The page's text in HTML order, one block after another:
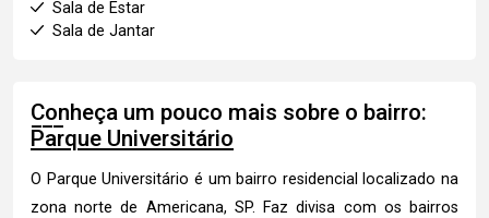
Sala de Estar
Sala de Jantar
Conheça um pouco mais sobre o bairro:
Parque Universitário
O Parque Universitário é um bairro residencial localizado na
zona norte de Americana, SP. Faz divisa com os bairros